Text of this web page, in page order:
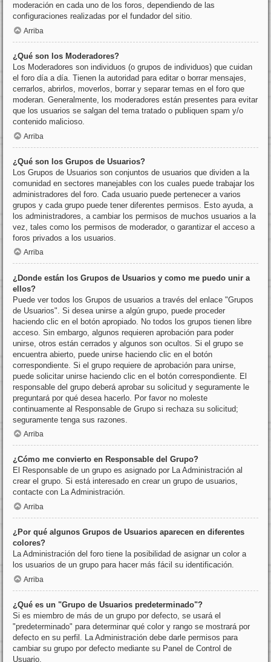
moderación en cada uno de los foros, dependiendo de las
configuraciones realizadas por el fundador del sitio.
Arriba
¿Qué son los Moderadores?
Los Moderadores son individuos (o grupos de individuos) que cuidan
el foro día a día. Tienen la autoridad para editar o borrar mensajes,
cerrarlos, abrirlos, moverlos, borrar y separar temas en el foro que
moderan. Generalmente, los moderadores están presentes para evitar
que los usuarios se salgan del tema tratado o publiquen spam y/o
contenido malicioso.
Arriba
¿Qué son los Grupos de Usuarios?
Los Grupos de Usuarios son conjuntos de usuarios que dividen a la
comunidad en sectores manejables con los cuales puede trabajar los
administradores del foro. Cada usuario puede pertenecer a varios
grupos y cada grupo puede tener diferentes permisos. Esto ayuda, a
los administradores, a cambiar los permisos de muchos usuarios a la
vez, tales como los permisos de moderador, o garantizar el acceso a
foros privados a los usuarios.
Arriba
¿Donde están los Grupos de Usuarios y como me puedo unir a
ellos?
Puede ver todos los Grupos de usuarios a través del enlace "Grupos
de Usuarios". Si desea unirse a algún grupo, puede proceder
haciendo clic en el botón apropiado. No todos los grupos tienen libre
acceso. Sin embargo, algunos requieren aprobación para poder
unirse, otros están cerrados y algunos son ocultos. Si el grupo se
encuentra abierto, puede unirse haciendo clic en el botón
correspondiente. Si el grupo requiere de aprobación para unirse,
puede solicitar unirse haciendo clic en el botón correspondiente. El
responsable del grupo deberá aprobar su solicitud y seguramente le
preguntará por qué desea hacerlo. Por favor no moleste
continuamente al Responsable de Grupo si rechaza su solicitud;
seguramente tenga sus razones.
Arriba
¿Cómo me convierto en Responsable del Grupo?
El Responsable de un grupo es asignado por La Administración al
crear el grupo. Si está interesado en crear un grupo de usuarios,
contacte con La Administración.
Arriba
¿Por qué algunos Grupos de Usuarios aparecen en diferentes
colores?
La Administración del foro tiene la posibilidad de asignar un color a
los usuarios de un grupo para hacer más fácil su identificación.
Arriba
¿Qué es un "Grupo de Usuarios predeterminado"?
Si es miembro de más de un grupo por defecto, se usará el
"predeterminado" para determinar qué color y rango se mostrará por
defecto en su perfil. La Administración debe darle permisos para
cambiar su grupo por defecto mediante su Panel de Control de
Usuario.